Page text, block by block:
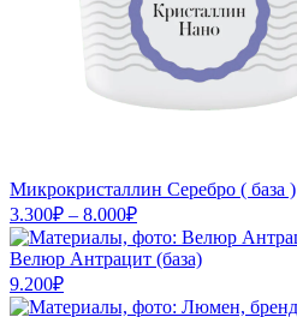
Микрокристаллин Серебро ( база )
3.300₽ – 8.000₽Диапазон
цен:
3.300₽
8.000₽
Велюр Антрацит (база)
9.200₽